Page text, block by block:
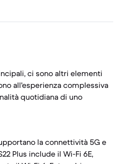
ci sono altri elementi
all'esperienza complessiva
quotidiana di uno
la connettività 5G e
Plus include il Wi-Fi 6E,